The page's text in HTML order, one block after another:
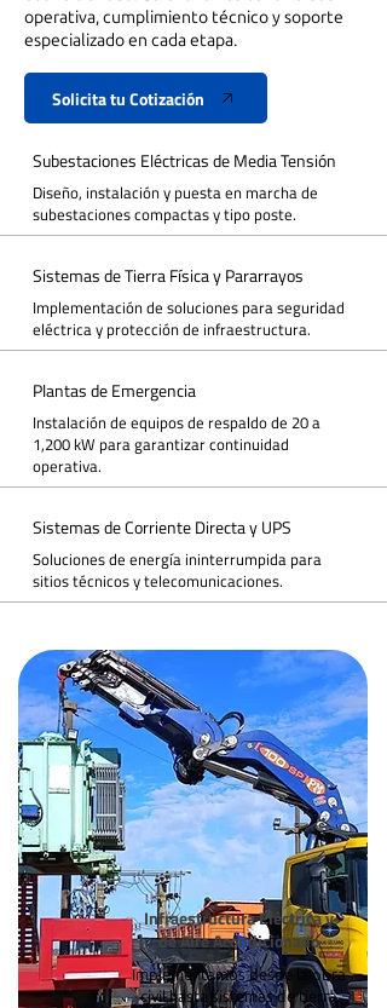
operativa, cumplimiento técnico y soporte
especializado en cada etapa.
Solicita tu Cotización
Subestaciones Eléctricas de Media Tensión
Diseño, instalación y puesta en marcha de
subestaciones compactas y tipo poste.
Sistemas de Tierra Física y Pararrayos
Implementación de soluciones para seguridad
eléctrica y protección de infraestructura.
Plantas de Emergencia
Instalación de equipos de respaldo de 20 a
1,200 kW para garantizar continuidad
operativa.
Sistemas de Corriente Directa y UPS
Soluciones de energía ininterrumpida para
sitios técnicos y telecomunicaciones.
Infraestructura Eléctrica y
de Aire Acondicionado
Implementamos desde la obra
civil hasta sistemas de tierra